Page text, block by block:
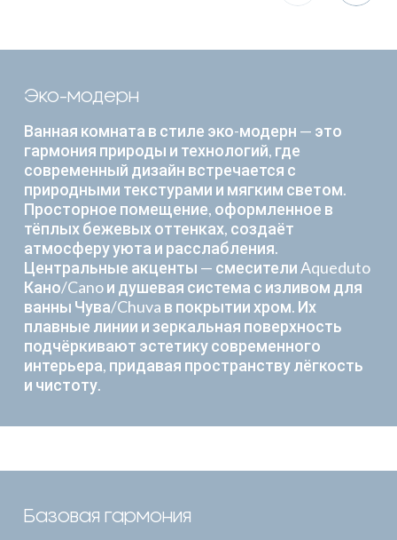
Эко-модерн
Ванная комната в стиле эко-модерн — это
гармония природы и технологий, где
современный дизайн встречается с
природными текстурами и мягким светом.
Просторное помещение, оформленное в
тёплых бежевых оттенках, создаёт
атмосферу уюта и расслабления.
Центральные акценты — смесители Aqueduto
Кано/Cano и душевая система с изливом для
ванны Чува/Chuva в покрытии хром. Их
плавные линии и зеркальная поверхность
подчёркивают эстетику современного
интерьера, придавая пространству лёгкость
и чистоту.
Базовая гармония